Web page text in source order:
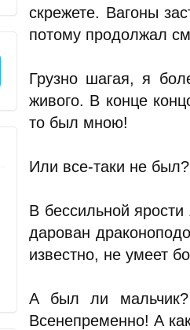
скрежете. Вагоны
потому продолжал
Грузно шагая, я
живого. В конце
то был мною!
Или все-таки не
В бессильной
дарован
известно, не умеет
А был ли
Всенепременно! А